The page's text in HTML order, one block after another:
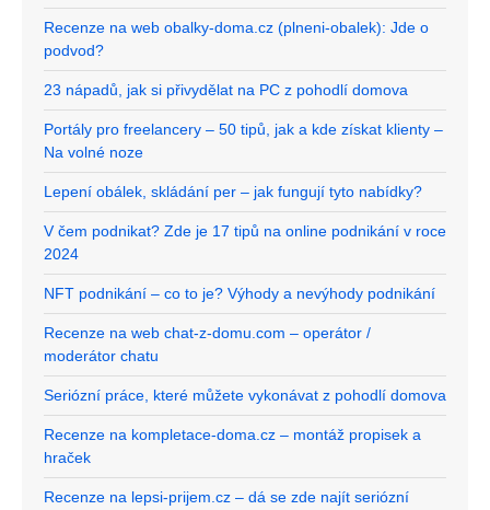
Recenze na web obalky-doma.cz (plneni-obalek): Jde o
podvod?
23 nápadů, jak si přivydělat na PC z pohodlí domova
Portály pro freelancery – 50 tipů, jak a kde získat klienty –
Na volné noze
Lepení obálek, skládání per – jak fungují tyto nabídky?
V čem podnikat? Zde je 17 tipů na online podnikání v roce
2024
NFT podnikání – co to je? Výhody a nevýhody podnikání
Recenze na web chat-z-domu.com – operátor /
moderátor chatu
Seriózní práce, které můžete vykonávat z pohodlí domova
Recenze na kompletace-doma.cz – montáž propisek a
hraček
Recenze na lepsi-prijem.cz – dá se zde najít seriózní